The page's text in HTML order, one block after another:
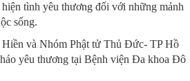
tình yêu thương đối với những mảnh
sống.
và Nhóm Phật tử Thủ Đức- TP Hồ
yêu thương tại Bệnh viện Đa khoa Đô